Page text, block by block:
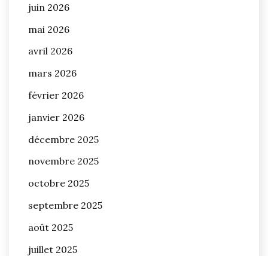
juin 2026
mai 2026
avril 2026
mars 2026
février 2026
janvier 2026
décembre 2025
novembre 2025
octobre 2025
septembre 2025
août 2025
juillet 2025